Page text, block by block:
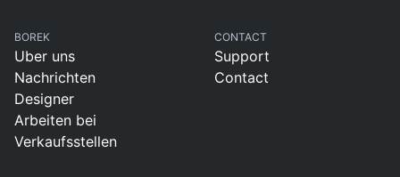
BOREK
Uber uns
Nachrichten
Designer
Arbeiten bei
Verkaufsstellen
CONTACT
Support
Contact